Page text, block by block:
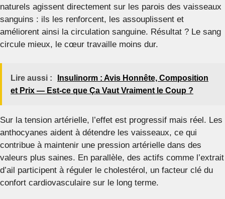
naturels agissent directement sur les parois des vaisseaux
sanguins : ils les renforcent, les assouplissent et
améliorent ainsi la circulation sanguine. Résultat ? Le sang
circule mieux, le cœur travaille moins dur.
Lire aussi :
Insulinorm : Avis Honnête, Composition
et Prix — Est-ce que Ça Vaut Vraiment le Coup ?
Sur la tension artérielle, l’effet est progressif mais réel. Les
anthocyanes aident à détendre les vaisseaux, ce qui
contribue à maintenir une pression artérielle dans des
valeurs plus saines. En parallèle, des actifs comme l’extrait
d’ail participent à réguler le cholestérol, un facteur clé du
confort cardiovasculaire sur le long terme.